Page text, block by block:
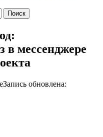
в мессенджере
Запись обновлена: